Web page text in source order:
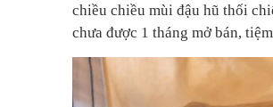
chiều chiều mùi đậu hũ thối
chưa được 1 tháng mở bán,